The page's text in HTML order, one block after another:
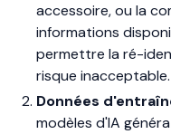
accessoire, ou la
informations
permettre la ré-
risque inacceptable.
Données
modèles d'IA